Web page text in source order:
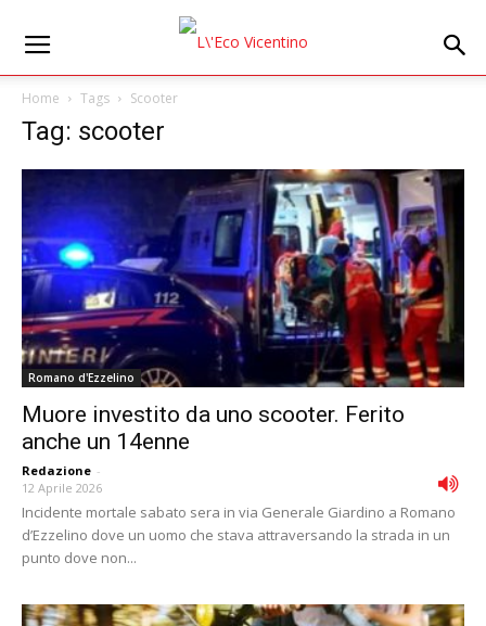
Home Tags Scooter
Tag: scooter
Romano d'Ezzelino
Muore investito da uno scooter. Ferito
anche un 14enne
Redazione -
12 Aprile 2026
Incidente mortale sabato sera in via Generale Giardino a Romano
d’Ezzelino dove un uomo che stava attraversando la strada in un
punto dove non...